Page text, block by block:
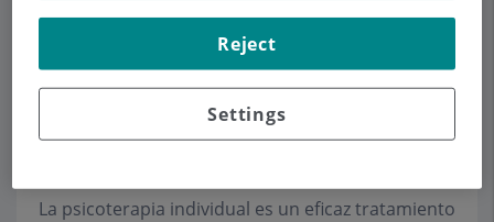
Psicoterapia
La psicoterapia individual es un eficaz tratamiento
Settings
Reject